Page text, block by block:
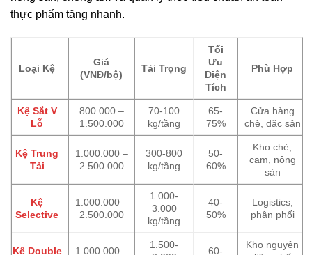
thực phẩm tăng nhanh.
Loại Kệ
Giá
(VNĐ/bộ)
Tải Trọng
Tối
Ưu
Diện
Tích
Phù Hợp
Kệ Sắt V
Lỗ
800.000 –
1.500.000
70-100
kg/tầng
65-
75%
Cửa hàng
chè, đặc sản
Kệ Trung
Tải
1.000.000 –
2.500.000
300-800
kg/tầng
50-
60%
Kho chè,
cam, nông
sản
Kệ
Selective
1.000.000 –
2.500.000
1.000-
3.000
kg/tầng
40-
50%
Logistics,
phân phối
Kệ Double
1.000.000 –
1.500-
60-
Kho nguyên